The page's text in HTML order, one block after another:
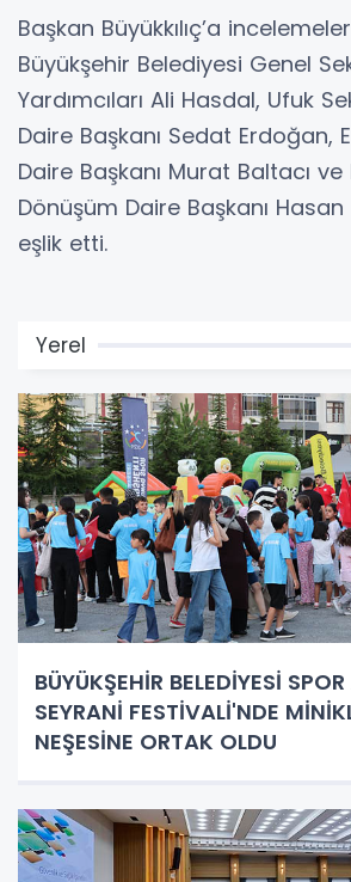
Başkan Büyükkılıç’a
Büyükşehir Belediyesi Genel
Yardımcıları Ali Hasdal, Ufuk
Daire Başkanı Sedat Erdoğan,
Daire Başkanı Murat Baltacı ve
Dönüşüm Daire Başkanı
eşlik etti.
Yerel
BÜYÜKŞEHİR BELEDİYESİ
SEYRANİ FESTİVALİ'NDE
NEŞESİNE ORTAK OLDU